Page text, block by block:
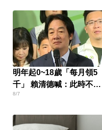
明年起0~18歲「每月領5
千」 賴清德喊：此時不生
待何時
8/7